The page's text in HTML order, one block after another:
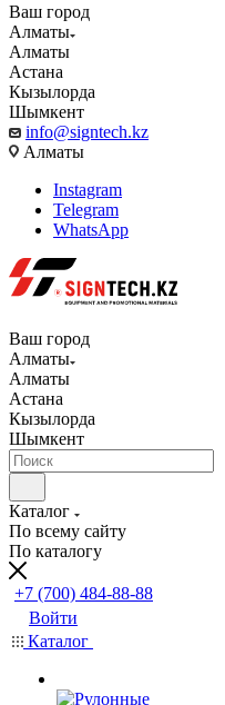
Ваш город
Алматы
Алматы
Астана
Кызылорда
Шымкент
info@signtech.kz
Алматы
Instagram
Telegram
WhatsApp
Ваш город
Алматы
Алматы
Астана
Кызылорда
Шымкент
Каталог
По всему сайту
По каталогу
+7 (700) 484-88-88
Войти
Каталог